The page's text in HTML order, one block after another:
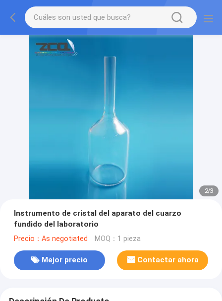
2/3
Instrumento de cristal del aparato del cuarzo
fundido del laboratorio
Precio：As negotiated MOQ：1 pieza
Mejor precio Contactar ahora